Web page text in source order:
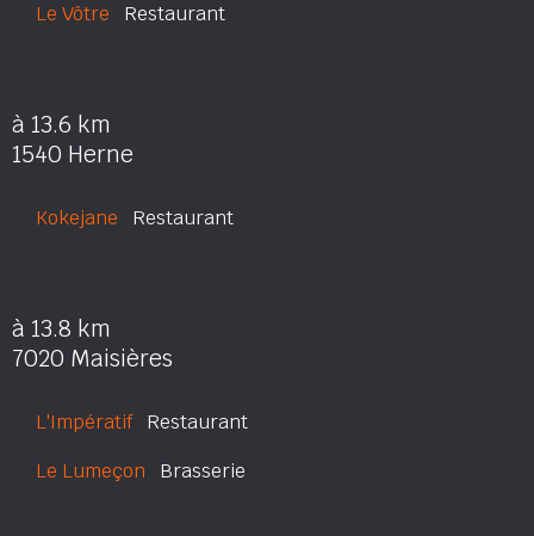
Le Vôtre Restaurant
à 13.6 km
1540 Herne
Kokejane Restaurant
à 13.8 km
7020 Maisières
L'ImpératifRestaurant
Le Lumeçon Brasserie